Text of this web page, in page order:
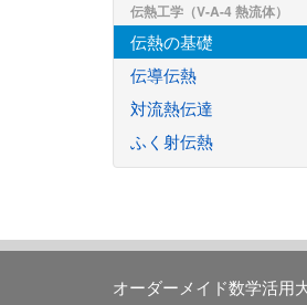
伝熱工学（V-A-4 熱流体）
伝熱の基礎
伝導伝熱
対流熱伝達
ふく射伝熱
オーダーメイド数学活用